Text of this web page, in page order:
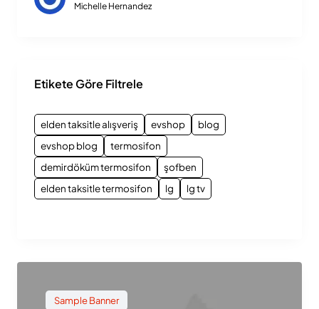
Michelle Hernandez
Etikete Göre Filtrele
elden taksitle alışveriş evshop
blog
evshop blog
termosifon
demirdöküm termosifon
şofben
elden taksitle termosifon
lg lg tv
Sample Banner